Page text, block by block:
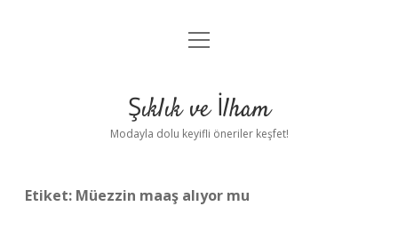
Anasayfa
Yasal Uyarı
menüyü
Şıklık ve İlham
Modayla dolu keyifli öneriler keşfet!
Etiket: Müezzin maaş alıyor mu